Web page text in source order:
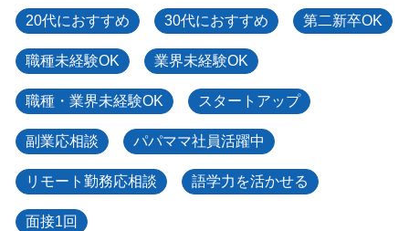
20代におすすめ 30代におすすめ 第二新卒OK
職種未経験OK 業界未経験OK
職種・業界未経験OK スタートアップ
副業応相談 パパママ社員活躍中
リモート勤務応相談 語学力を活かせる
面接1回